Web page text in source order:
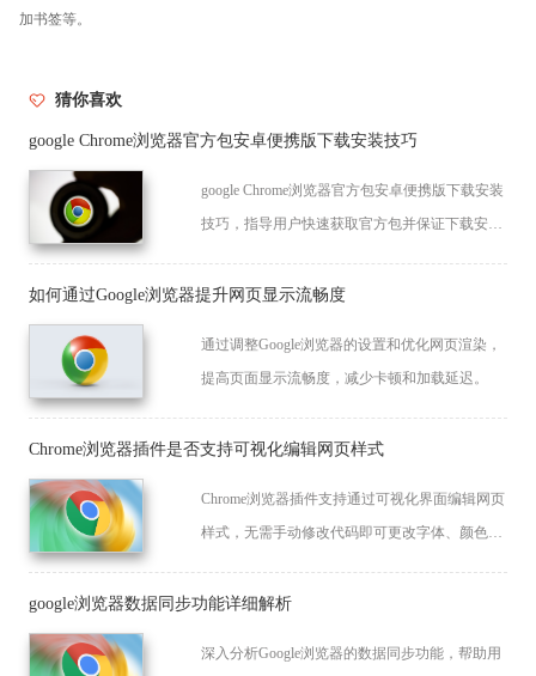
加书签等。
猜你喜欢
google Chrome浏览器官方包安卓便携版下载安装技巧
google Chrome浏览器官方包安卓便携版下载安装
技巧，指导用户快速获取官方包并保证下载安
如何通过Google浏览器提升网页显示流畅度
通过调整Google浏览器的设置和优化网页渲染，
提高页面显示流畅度，减少卡顿和加载延迟。
Chrome浏览器插件是否支持可视化编辑网页样式
Chrome浏览器插件支持通过可视化界面编辑网页
样式，无需手动修改代码即可更改字体、颜色、
google浏览器数据同步功能详细解析
深入分析Google浏览器的数据同步功能，帮助用